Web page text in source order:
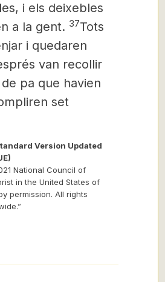
i els deixebles
a la gent. 37Tots
i quedaren
van recollir
pa que havien
set
Version Updated
National Council of
in the United States of
permission. All rights